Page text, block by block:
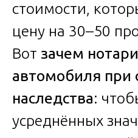
стоимости,
цену на 30–50
Вот зачем
автомобиля
наследства:
усреднённых